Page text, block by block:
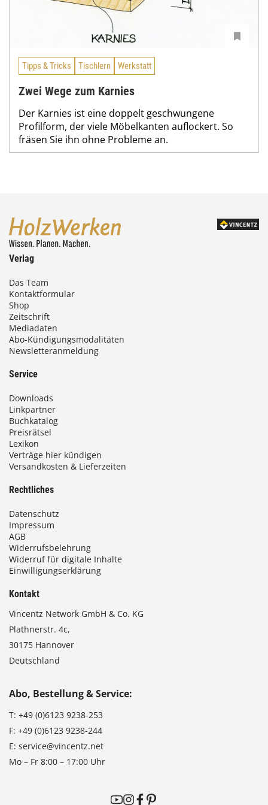
Tipps & Tricks Tischlern Werkstatt
Zwei Wege zum Karnies
Der Karnies ist eine doppelt geschwungene
Profilform, der viele Möbelkanten auflockert. So
fräsen Sie ihn ohne Probleme an.
Verlag
Das Team
Kontaktformular
Shop
Zeitschrift
Mediadaten
Abo-Kündigungsmodalitäten
Newsletteranmeldung
Service
Downloads
Linkpartner
Buchkatalog
Preisrätsel
Lexikon
Verträge hier kündigen
Versandkosten & Lieferzeiten
Rechtliches
Datenschutz
Impressum
AGB
Widerrufsbelehrung
Widerruf für digitale Inhalte
Einwilligungserklärung
Kontakt
Vincentz Network GmbH & Co. KG
Plathnerstr. 4c,
30175 Hannover
Deutschland
Abo, Bestellung & Service:
T: +49 (0)6123 9238-253
F: +49 (0)6123 9238-244
E: service@vincentz.net
Mo – Fr 8:00 – 17:00 Uhr